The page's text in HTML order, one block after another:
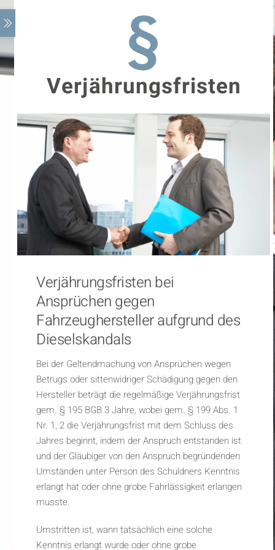
Verjährungsfristen
Verjährungsfristen bei
Ansprüchen gegen
Fahrzeughersteller aufgrund des
Dieselskandals
Bei der Geltendmachung von Ansprüchen wegen
Betrugs oder sittenwidriger Schädigung gegen den
Hersteller beträgt die regelmäßige Verjährungsfrist
gem. § 195 BGB 3 Jahre, wobei gem. § 199 Abs. 1
Nr. 1, 2 die Verjährungsfrist mit dem Schluss des
Jahres beginnt, indem der Anspruch entstanden ist
und der Gläubiger von den Anspruch begründenden
Umständen unter Person des Schuldners Kenntnis
erlangt hat oder ohne grobe Fahrlässigkeit erlangen
musste.
Umstritten ist, wann tatsächlich eine solche
Kenntnis erlangt wurde oder ohne grobe